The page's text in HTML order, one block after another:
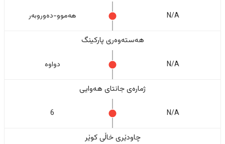
N/A هەموو-دەوروبەر
هەستەوەری پارکینگ
N/A دواوە
ژمارەی جانتای هەوایی
N/A
6
چاودێری خاڵی کوێر